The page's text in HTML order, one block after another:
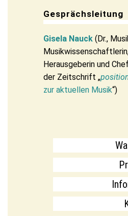
Gesprächsleitung
Gisela Nauck(Dr.,
Herausgeberin und
der Zeitschrift „
zur aktuellen Musik“)